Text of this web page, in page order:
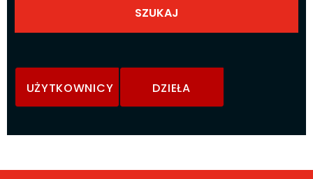
UŻYTKOWNICY DZIEŁA